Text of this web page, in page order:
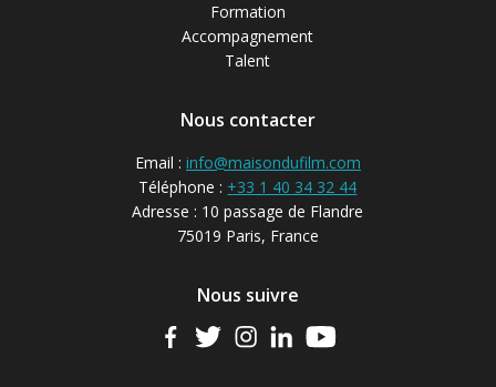
Formation
Accompagnement
Talent
Nous contacter
Email : info@maisondufilm.com
Téléphone : +33 1 40 34 32 44
Adresse : 10 passage de Flandre
75019 Paris, France
Nous suivre